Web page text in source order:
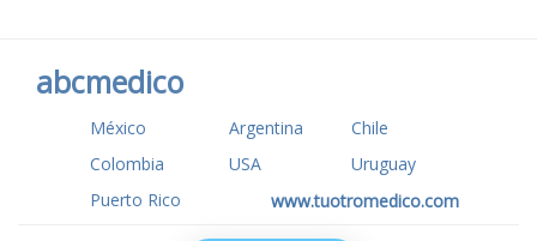
abcmedico
México Argentina
Chile
Colombia
USA
Uruguay
Puerto Rico
www.tuotromedico.com